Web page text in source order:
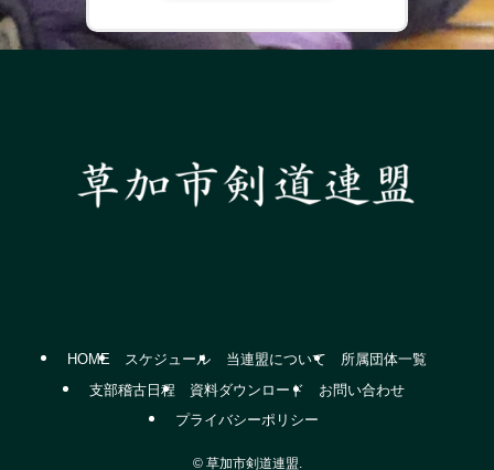
HOME スケジュール 当連盟について
所属団体一覧
支部稽古日程
資料ダウンロード
お問い合わせ
プライバシーポリシー
©草加市剣道連盟.